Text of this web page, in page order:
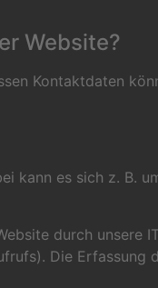
Website?
Kontaktdaten
kann es sich z. B.
durch unsere
Die